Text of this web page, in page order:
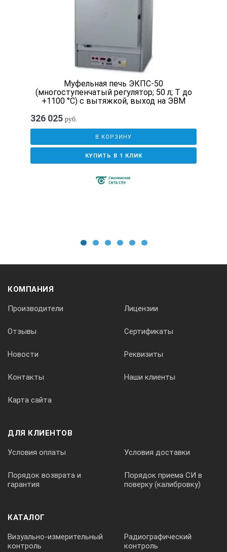
Потребляемая мощность в режиме разогрева, Вт
Потребляемая мощность в режиме поддержания
цифровой
ТХА
Номинальное напряжение питания сети, В/Гц
Муфельная печь ЭКПС-50
(многоступенчатый регулятор; 50 л; Т до
+1100 °С) с вытяжкой, выход на ЭВМ
326 025 руб.
В КОРЗИНУ
КУПИТЬ В 1 КЛИК
КОМПАНИЯ
Производители Лицензии
Отзывы Сертификаты
Новости Реквизиты
Контакты Наши клиенты
Карта сайта
ДЛЯ КЛИЕНТОВ
Условия оплаты Условия доставки
Порядок возврата и
гарантия
Порядок приема СИ в
поверку (калибровку)
КАТАЛОГ
Визуально-измерительный
контроль
Радиографический
контроль